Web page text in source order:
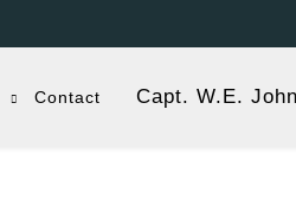
Contact Capt. W.E.